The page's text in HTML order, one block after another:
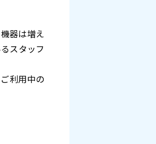
器は増え
スタッフ
利用中の